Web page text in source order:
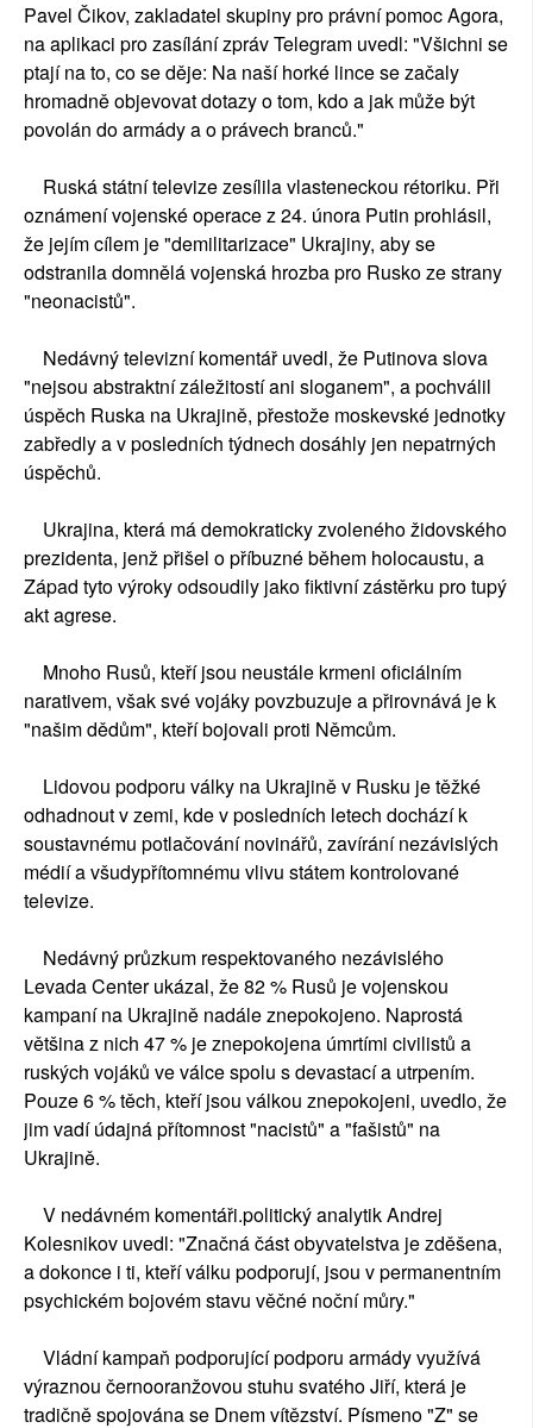
Pavel Čikov, zakladatel skupiny pro právní pomoc Agora,
na aplikaci pro zasílání zpráv Telegram uvedl: "Všichni se
ptají na to, co se děje: Na naší horké lince se začaly
hromadně objevovat dotazy o tom, kdo a jak může být
povolán do armády a o právech branců."
Ruská státní televize zesílila vlasteneckou rétoriku. Při
oznámení vojenské operace z 24. února Putin prohlásil,
že jejím cílem je "demilitarizace" Ukrajiny, aby se
odstranila domnělá vojenská hrozba pro Rusko ze strany
"neonacistů".
Nedávný televizní komentář uvedl, že Putinova slova
"nejsou abstraktní záležitostí ani sloganem", a pochválil
úspěch Ruska na Ukrajině, přestože moskevské jednotky
zabředly a v posledních týdnech dosáhly jen nepatrných
úspěchů.
Ukrajina, která má demokraticky zvoleného židovského
prezidenta, jenž přišel o příbuzné během holocaustu, a
Západ tyto výroky odsoudily jako fiktivní zástěrku pro tupý
akt agrese.
Mnoho Rusů, kteří jsou neustále krmeni oficiálním
narativem, však své vojáky povzbuzuje a přirovnává je k
"našim dědům", kteří bojovali proti Němcům.
Lidovou podporu války na Ukrajině v Rusku je těžké
odhadnout v zemi, kde v posledních letech dochází k
soustavnému potlačování novinářů, zavírání nezávislých
médií a všudypřítomnému vlivu státem kontrolované
televize.
Nedávný průzkum respektovaného nezávislého
Levada Center ukázal, že 82 % Rusů je vojenskou
kampaní na Ukrajině nadále znepokojeno. Naprostá
většina z nich 47 % je znepokojena úmrtími civilistů a
ruských vojáků ve válce spolu s devastací a utrpením.
Pouze 6 % těch, kteří jsou válkou znepokojeni, uvedlo, že
jim vadí údajná přítomnost "nacistů" a "fašistů" na
Ukrajině.
V nedávném komentáři.politický analytik Andrej
Kolesnikov uvedl: "Značná část obyvatelstva je zděšena,
a dokonce i ti, kteří válku podporují, jsou v permanentním
psychickém bojovém stavu věčné noční můry."
Vládní kampaň podporující podporu armády využívá
výraznou černooranžovou stuhu svatého Jiří, která je
tradičně spojována se Dnem vítězství. Písmeno "Z" se